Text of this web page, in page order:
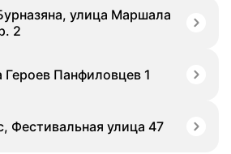
улица Маршала
2
Панфиловцев 1
Фестивальная улица 47